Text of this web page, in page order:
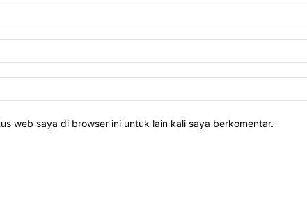
web saya di browser ini untuk lain kali saya berkomentar.